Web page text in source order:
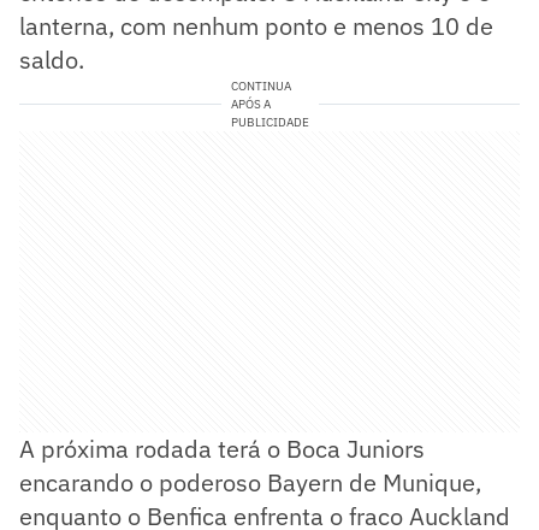
lanterna, com nenhum ponto e menos 10 de
saldo.
CONTINUA
APÓS A
PUBLICIDADE
A próxima rodada terá o Boca Juniors
encarando o poderoso Bayern de Munique,
enquanto o Benfica enfrenta o fraco Auckland